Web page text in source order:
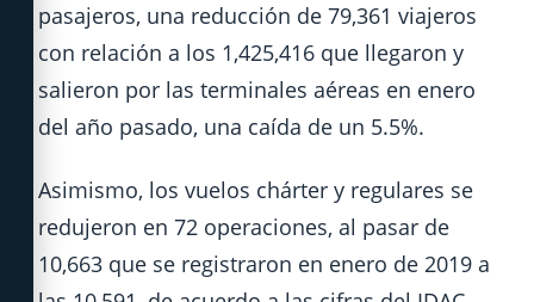
pasajeros, una reducción de 79,361 viajeros
con relación a los 1,425,416 que llegaron y
salieron por las terminales aéreas en enero
del año pasado, una caída de un 5.5%.
Asimismo, los vuelos chárter y regulares se
redujeron en 72 operaciones, al pasar de
10,663 que se registraron en enero de 2019 a